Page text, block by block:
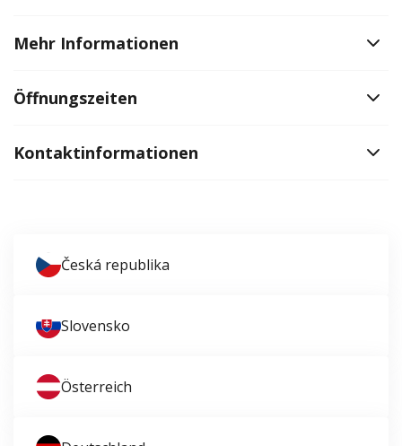
Mehr Informationen
Öffnungszeiten
Kontaktinformationen
Česká republika
Slovensko
Österreich